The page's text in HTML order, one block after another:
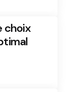
choix